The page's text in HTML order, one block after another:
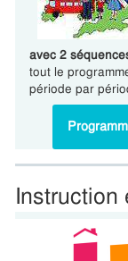
avec 2
tout le
période par
Instruction